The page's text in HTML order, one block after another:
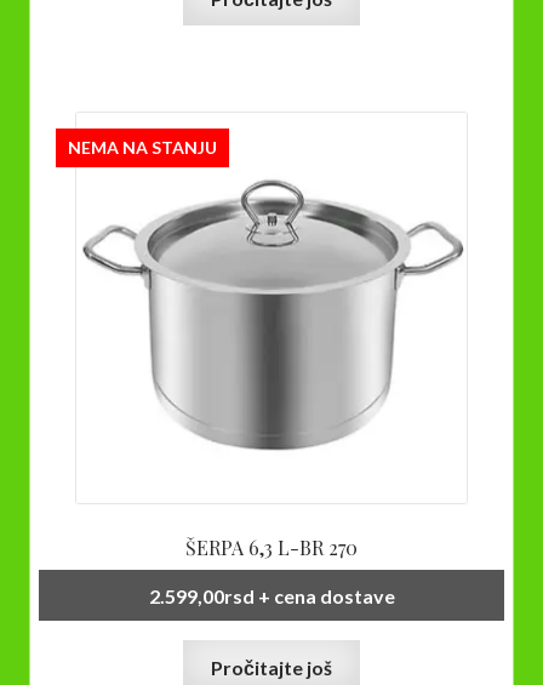
NEMA NA STANJU
ŠERPA 6,3 L-BR 270
2.599,00rsd + cena dostave
Pročitajte još